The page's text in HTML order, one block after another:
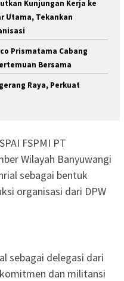
Kunjungan Kerja ke
Utama, Tekankan
Prismatama Cabang
Bersama
Raya, Perkuat
FSPMI PT
Wilayah Banyuwangi
sebagai bentuk
organisasi dari DPW
sebagai delegasi dari
dan militansi